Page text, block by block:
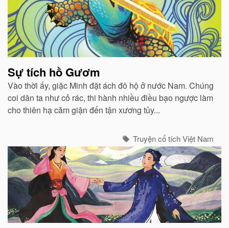
Sự tích hồ Gươm
Vào thời ấy, giặc Minh đặt ách đô hộ ở nước Nam. Chúng
coi dân ta như cỏ rác, thi hành nhiều điều bạo ngược làm
cho thiên hạ căm giận đến tận xương tủy...
Truyện cổ tích Việt Nam